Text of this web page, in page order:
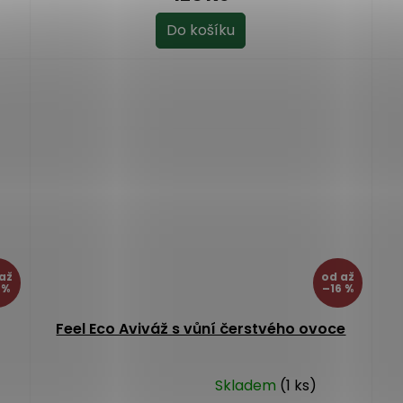
Do košíku
až od až
–16 %
Feel Eco Aviváž s vůní čerstvého ovoce
Skladem (1 ks)